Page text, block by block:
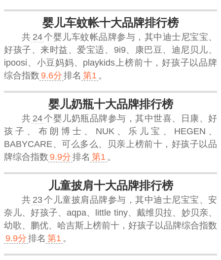
婴儿车蚊帐十大品牌排行榜
共 24个婴儿车蚊帐品牌参与，其中迪士尼宝宝、
好孩子、来时益、爱宝适、9i9、康巴豆、迪尼贝儿、
ipoosi、小豆妈妈、playkids上榜前十，好孩子 以品牌
综合指数 9.6分 排名 第1 。
婴儿奶瓶十大品牌排行榜
共 24个婴儿奶瓶品牌参与，其中世喜、日康、好
孩子、布朗博士、NUK、乐儿宝、HEGEN、
BABYCARE、可么多么、贝亲上榜前十， 好孩子 以品
牌综合指数 9.9分 排名 第1 。
儿童披肩十大品牌排行榜
共 23个儿童披肩品牌参与，其中迪士尼宝宝、安
奈儿、好孩子、aqpa、little tiny、戴维贝拉、妙贝亲、
幼歌、鹏优、哈吉斯上榜前十， 好孩子 以品牌综合指数
9.9分 排名 第1 。